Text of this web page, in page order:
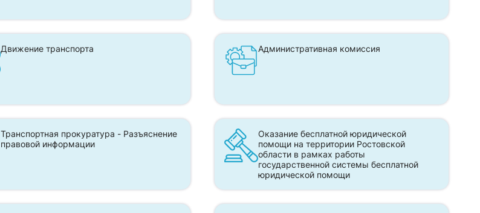
Движение транспорта Административная комиссия
Транспортная прокуратура - Разъяснение
правовой информации
Оказание бесплатной юридической
помощи на территории Ростовской
области в рамках работы
государственной системы бесплатной
юридической помощи